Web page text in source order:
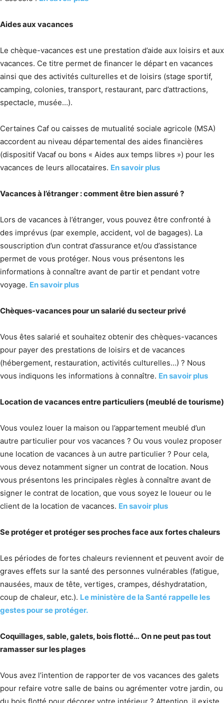
Aides aux vacances
Le chèque-vacances est une prestation d’aide aux loisirs et aux
vacances. Ce titre permet de financer le départ en vacances
ainsi que des activités culturelles et de loisirs (stage sportif,
camping, colonies, transport, restaurant, parc d’attractions,
spectacle, musée…).
Certaines Caf ou caisses de mutualité sociale agricole (MSA)
accordent au niveau départemental des aides financières
(dispositif Vacaf ou bons « Aides aux temps libres ») pour les
vacances de leurs allocataires. En savoir plus
Vacances à l’étranger : comment être bien assuré ?
Lors de vacances à l’étranger, vous pouvez être confronté à
des imprévus (par exemple, accident, vol de bagages). La
souscription d’un contrat d’assurance et/ou d’assistance
permet de vous protéger. Nous vous présentons les
informations à connaître avant de partir et pendant votre
voyage. En savoir plus
Chèques-vacances pour un salarié du secteur privé
Vous êtes salarié et souhaitez obtenir des chèques-vacances
pour payer des prestations de loisirs et de vacances
(hébergement, restauration, activités culturelles…) ? Nous
vous indiquons les informations à connaître. En savoir plus
Location de vacances entre particuliers (meublé de tourisme)
Vous voulez louer la maison ou l’appartement meublé d’un
autre particulier pour vos vacances ? Ou vous voulez proposer
une location de vacances à un autre particulier ? Pour cela,
vous devez notamment signer un contrat de location. Nous
vous présentons les principales règles à connaître avant de
signer le contrat de location, que vous soyez le loueur ou le
client de la location de vacances. En savoir plus
Se protéger et protéger ses proches face aux fortes chaleurs
Les périodes de fortes chaleurs reviennent et peuvent avoir de
graves effets sur la santé des personnes vulnérables (fatigue,
nausées, maux de tête, vertiges, crampes, déshydratation,
coup de chaleur, etc.). Le ministère de la Santé rappelle les
gestes pour se protéger.
Coquillages, sable, galets, bois flotté… On ne peut pas tout
ramasser sur les plages
Vous avez l’intention de rapporter de vos vacances des galets
pour refaire votre salle de bains ou agrémenter votre jardin, ou